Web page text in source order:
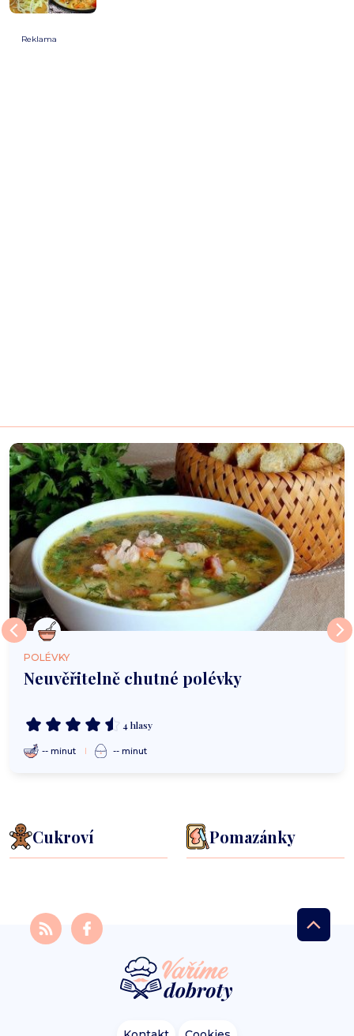
Reklama
POLÉVKY
Neuvěřitelně chutné polévky
4 hlasy
-- minut -- minut
Cukroví Pomazánky